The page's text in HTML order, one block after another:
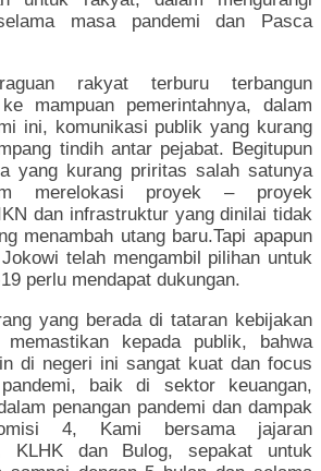
masa pandemi dan Pasca
rakyat terburu terbangun
mampuan pemerintahnya, dalam
ini, komunikasi publik yang kurang
tindih antar pejabat. Begitupun
yang kurang priritas salah satunya
merelokasi proyek – proyek
dan infrastruktur yang dinilai tidak
menambah utang baru.Tapi apapun
telah mengambil pilihan untuk
perlu mendapat dukungan.
yang berada di tataran kebijakan
kepada publik, bahwa
di negeri ini sangat kuat dan focus
baik di sektor keuangan,
penangan pandemi dan dampak
4, Kami bersama jajaran
KLHK dan Bulog, sepakat untuk